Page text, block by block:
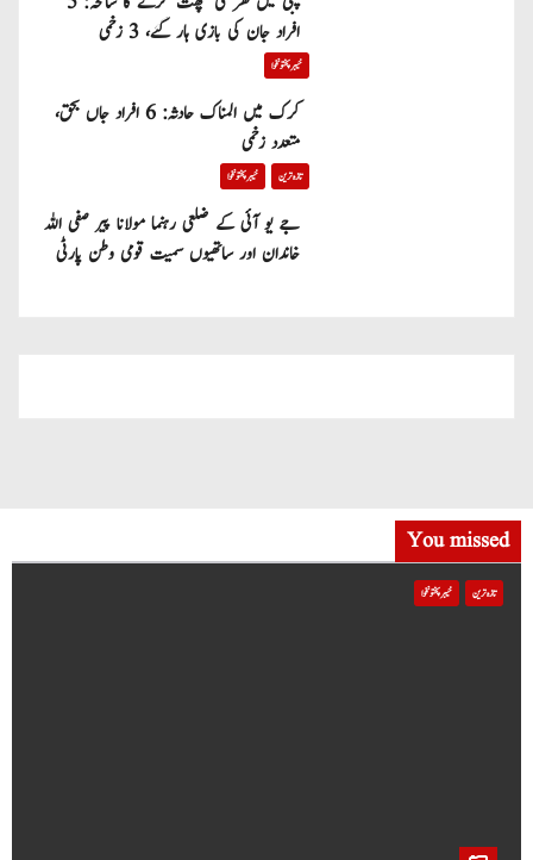
افراد جان کی بازی ہار گئے، 3 زخمی
خیبر پختونخوا
کرک میں المناک حادثہ: 6 افراد جاں بحق،
متعدد زخمی
تازہ ترین خیبر پختونخوا
جے یو آئی کے ضلعی رہنما مولانا پیر صفی اللہ
خاندان اور ساتھیوں سمیت قومی وطن پارٹی
You missed
تازہ ترین خیبر پختونخوا